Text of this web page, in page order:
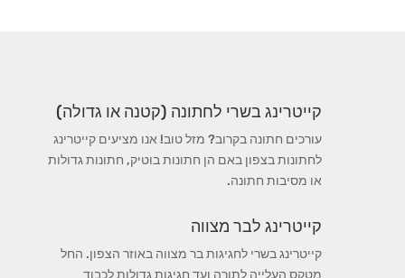
קייטרינג בשרי לחתונה (קטנה או גדולה)
עורכים חתונה בקרוב? מזל טוב! אנו מציעים קייטרינג
לחתונות בצפון באם הן חתונות בוטיק, חתונות גדולות
או מסיבות חתונה.
קייטרינג לבר מצווה
קייטרינג בשרי לחגיגות בר מצווה באוזר הצפון. החל